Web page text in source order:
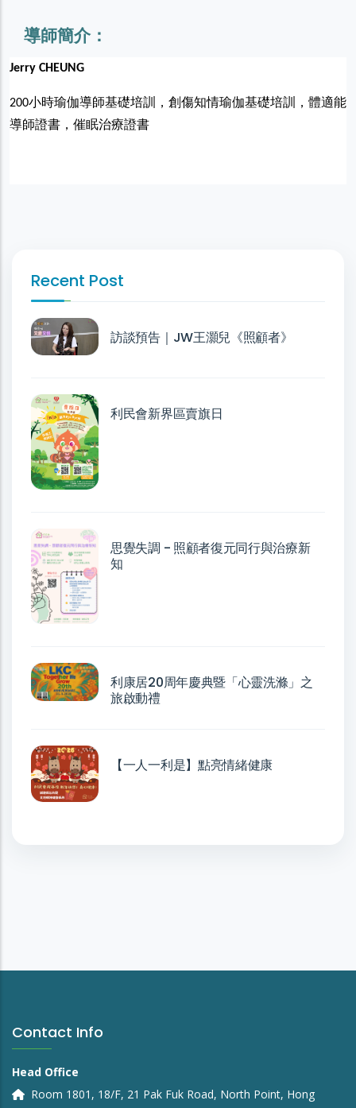
導師簡介：
Jerry CHEUNG
200小時瑜伽導師基礎培訓，創傷知情瑜伽基礎培訓，體適能
導師證書，催眠治療證書
Recent Post
訪談預告｜JW王灝兒《照顧者》
利民會新界區賣旗日
思覺失調 - 照顧者復元同行與治療新
知
利康居20周年慶典暨「心靈洗滌」之
旅啟動禮
【一人一利是】點亮情緒健康
Contact Info
Head Office
Room 1801, 18/F, 21 Pak Fuk Road, North Point, Hong